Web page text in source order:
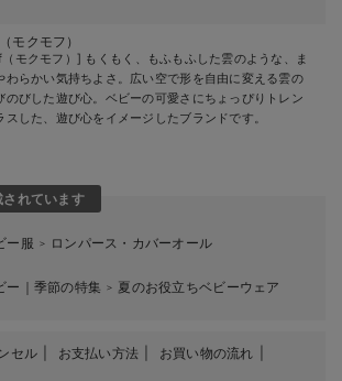
モクモフ）
モクモフ）] もくもく、もふもふした雲のような、ま
わらかい気持ちよさ。広い空で形を自由に変える雲の
のびした遊び心。ベビーの可愛さにちょっぴりトレン
スした、遊び心をイメージしたブランドです。
れています
ー服 ＞
ロンパース・カバーオール
ー｜季節の特集 ＞ 夏のお役立ちベビーウェア
セル お支払い方法
お買い物の流れ